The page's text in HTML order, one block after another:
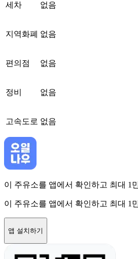
세차 없음
지역화폐 없음
편의점 없음
정비 없음
고속도로 없음
이 주유소를 앱에서 확인하고 최대 1
이 주유소를 앱에서 확인하고 최대 1
앱 설치하기